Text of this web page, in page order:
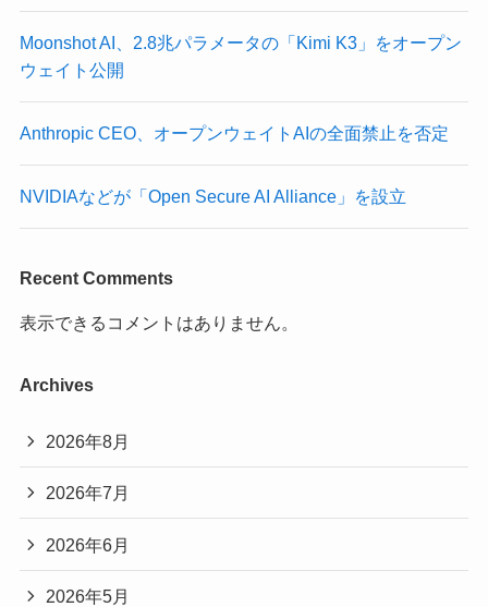
Moonshot AI、2.8兆パラメータの「Kimi K3」をオープン
ウェイト公開
Anthropic CEO、オープンウェイトAIの全面禁止を否定
NVIDIAなどが「Open Secure AI Alliance」を設立
Recent Comments
表示できるコメントはありません。
Archives
2026年8月
2026年7月
2026年6月
2026年5月